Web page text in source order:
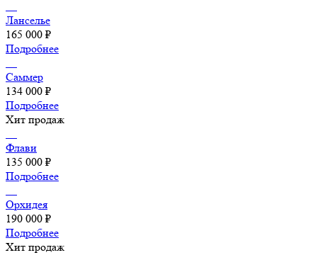
Ланселье
165 000 ₽
Подробнее
Саммер
134 000 ₽
Подробнее
Хит продаж
Флави
135 000 ₽
Подробнее
Орхидея
190 000 ₽
Подробнее
Хит продаж